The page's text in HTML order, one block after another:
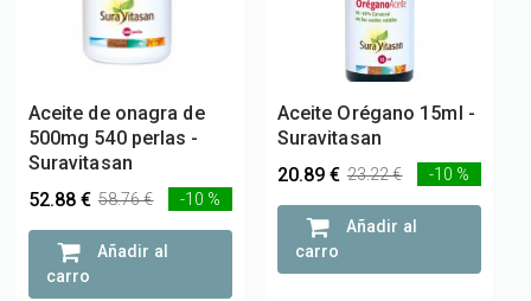
Aceite de onagra de
500mg 540 perlas -
Suravitasan
52.88 € 58.76 € -10 %
Añadir al
carro
Aceite Orégano 15ml -
Suravitasan
20.89 € 23.22 € -10 %
Añadir al
carro